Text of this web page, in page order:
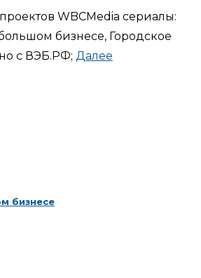
WBCMedia сериалы:
бизнесе, Городское
с ВЭБ.РФ; Далее
бизнесе